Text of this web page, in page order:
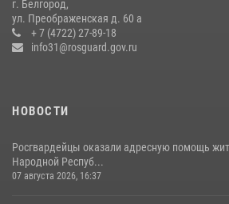
кражи из магазина
14 июля 2026, 07:13
г. Белгород,
ул. Преображенская д. 60 а
+ 7 (4722) 27-89-18
info31@rosguard.gov.ru
НОВОСТИ
Росгвардейцы оказали адресную помощь
Народной Респуб...
07 августа 2026, 16:37